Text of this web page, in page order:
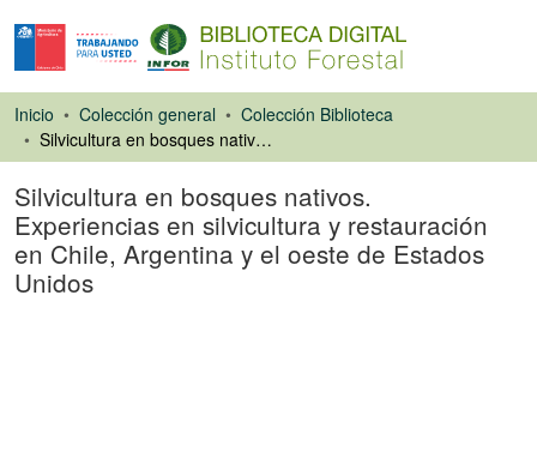
Inicio Colección general
Colección Biblioteca
Silvicultura en bosques nativos. Experiencias en silvicultura y restauración en Chile, Argentina y el oeste de Estados Unidos
Silvicultura en bosques nativos.
Experiencias en silvicultura y restauración
en Chile, Argentina y el oeste de Estados
Unidos